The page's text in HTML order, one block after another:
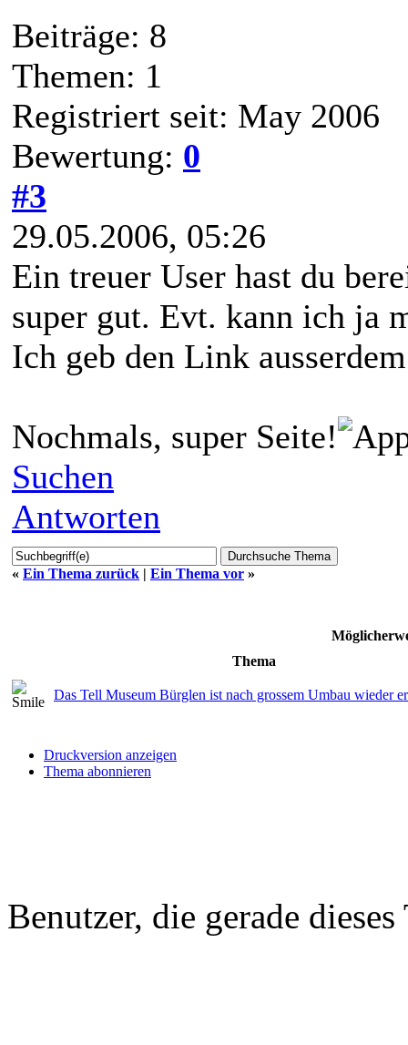
Beiträge: 8
Themen: 1
Registriert seit: May 2006
Bewertung: 0
#3
29.05.2006, 05:26
Ein treuer User hast du
super gut. Evt. kann ich ja
Ich geb den Link
Nochmals, super Seite!
Suchen
Antworten
« Ein Thema zurück | Ein Thema vor »
Thema
Das Tell Museum Bürglen ist nach grossem Umbau wieder
Druckversion anzeigen
Thema abonnieren
Benutzer, die gerade